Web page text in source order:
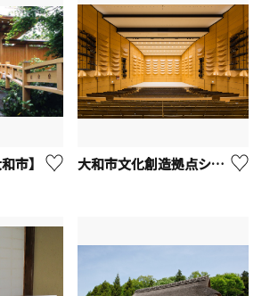
市】 大和市文化創造拠点シリウス やまと芸術文化ホール